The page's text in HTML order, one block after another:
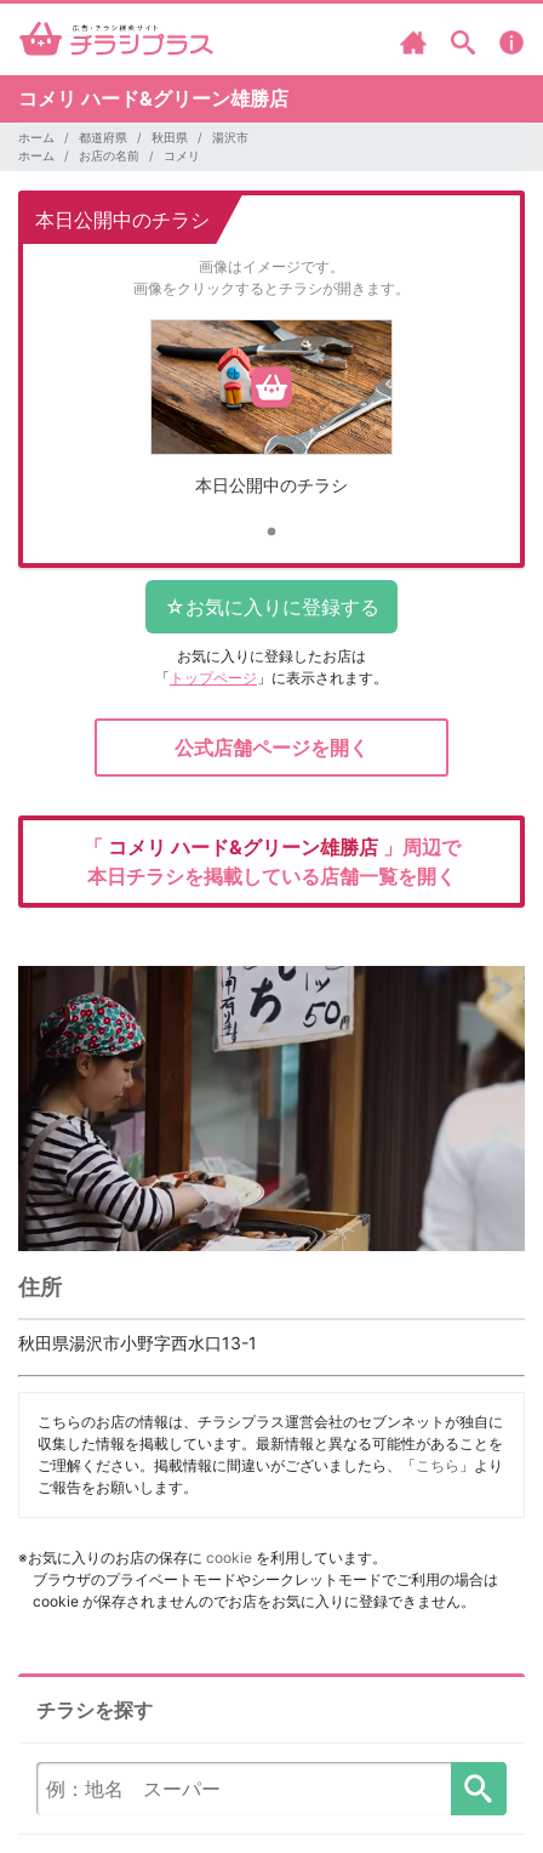
コメリハード&グリーン雄勝店
ホーム 都道府県 秋田県
湯沢市
ホーム
お店の名前 コメリ
本日公開中のチラシ
画像はイメージです。
画像をクリックするとチラシが開きます。
本日公開中のチラシ
お気に入りに登録したお店は
「 トップページ 」に表示されます。
公式店舗ページを開く
「 コメリハード&グリーン雄勝店 」周辺で
本日チラシを掲載している店舗一覧を開く
住所
秋田県湯沢市小野字西水口13-1
こちらのお店の情報は、チラシプラス運営会社のセブンネットが独自に
収集した情報を掲載しています。最新情報と異なる可能性があることを
ご理解ください。掲載情報に間違いがございましたら、「 こちら 」より
ご報告をお願いします。
※お気に入りのお店の保存に cookie を利用しています。
ブラウザのプライベートモードやシークレットモードでご利用の場合は
cookie が保存されませんのでお店をお気に入りに登録できません。
チラシを探す